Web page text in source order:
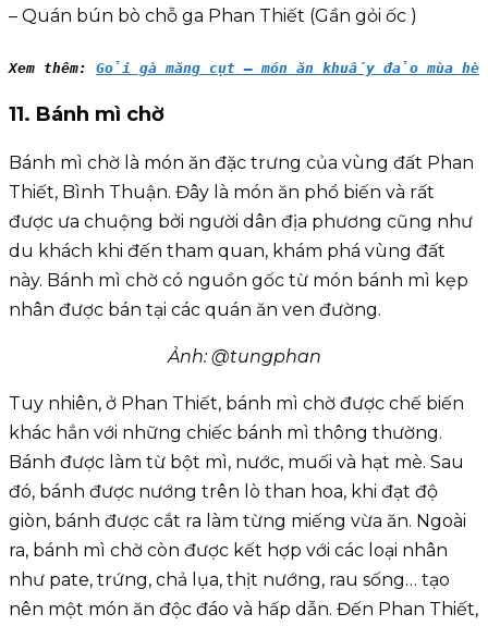
– Quán bún bò chỗ ga Phan Thiết (Gần gỏi ốc )
Xem thêm: Gỏi gà măng cụt – món ăn khuấy đảo mùa hè
11. Bánh mì chờ
Bánh mì chờ là món ăn đặc trưng của vùng đất Phan
Thiết, Bình Thuận. Đây là món ăn phổ biến và rất
được ưa chuộng bởi người dân địa phương cũng như
du khách khi đến tham quan, khám phá vùng đất
này. Bánh mì chờ có nguồn gốc từ món bánh mì kẹp
nhân được bán tại các quán ăn ven đường.
Ảnh: @tungphan
Tuy nhiên, ở Phan Thiết, bánh mì chờ được chế biến
khác hẳn với những chiếc bánh mì thông thường.
Bánh được làm từ bột mì, nước, muối và hạt mè. Sau
đó, bánh được nướng trên lò than hoa, khi đạt độ
giòn, bánh được cắt ra làm từng miếng vừa ăn. Ngoài
ra, bánh mì chờ còn được kết hợp với các loại nhân
như pate, trứng, chả lụa, thịt nướng, rau sống… tạo
nên một món ăn độc đáo và hấp dẫn. Đến Phan Thiết,